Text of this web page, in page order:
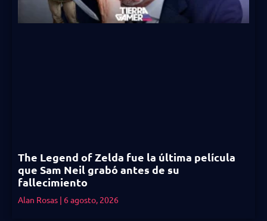
The Legend of Zelda fue la última película
que Sam Neil grabó antes de su
fallecimiento
Alan Rosas 6 agosto, 2026